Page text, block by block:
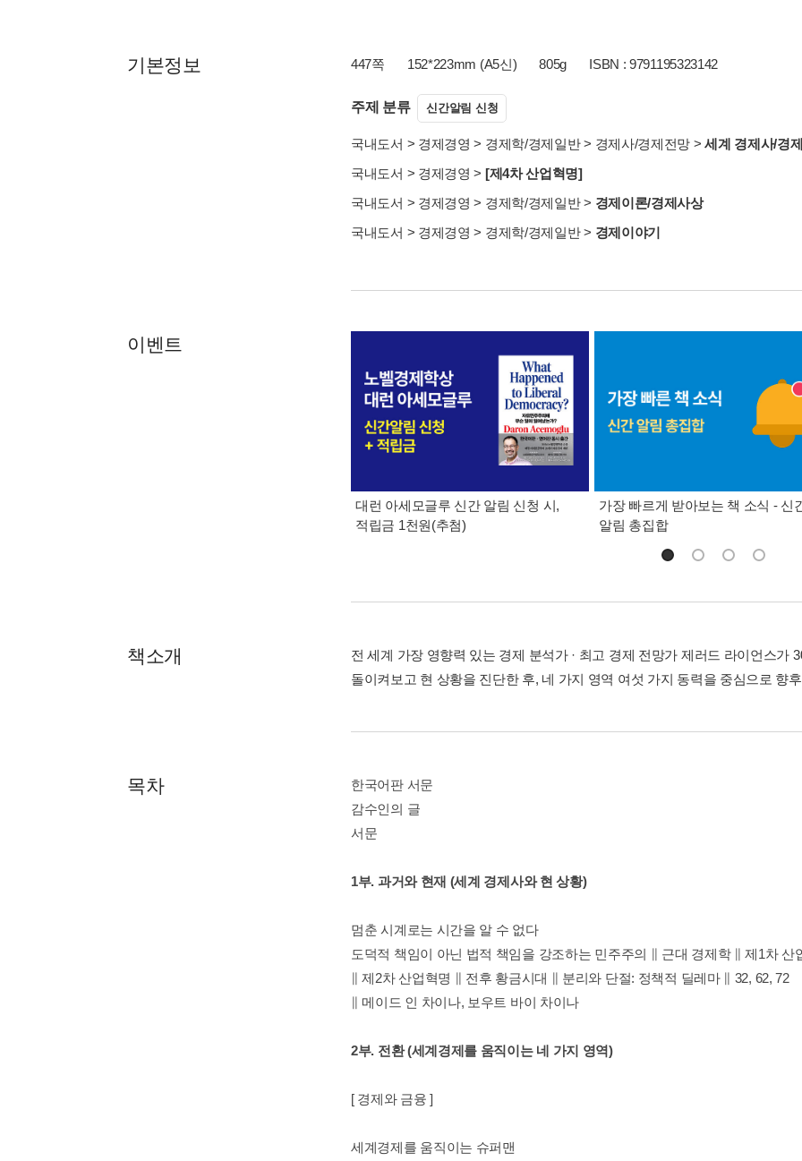
기본정보 447쪽 152*223mm (A5신) 805g ISBN : 9791195323142
주제 분류 신간알림 신청
국내도서 > 경제경영 > 경제학/경제일반> 경제사/경제전망 >세계 경제사/경
국내도서 > 경제경영 > [제4차 산업혁명]
국내도서 > 경제경영 > 경제학/경제일반> 경제이론/경제사상
국내도서 > 경제경영 > 경제학/경제일반> 경제이야기
이벤트
대런 아세모글루 신간 알림 신청 시,
적립금 1천원(추첨)
가장 빠르게 받아보는 책 소식 - 신
알림 총집합
책소개
전 세계 가장 영향력 있는 경제 분석가 · 최고 경제 전망가 제러드 라이언스가
돌이켜보고 현 상황을 진단한 후, 네 가지 영역 여섯 가지 동력을 중심으로 향
목차
한국어판 서문
감수인의 글
서문
1부. 과거와 현재 (세계 경제사와 현 상황)
멈춘 시계로는 시간을 알 수 없다
도덕적 책임이 아닌 법적 책임을 강조하는 민주주의 ∥ 근대 경제학 ∥ 제1차 산
∥ 제2차 산업혁명 ∥ 전후 황금시대 ∥ 분리와 단절: 정책적 딜레마 ∥ 32, 62, 72
∥ 메이드 인 차이나, 보우트 바이 차이나
2부. 전환 (세계경제를 움직이는 네 가지 영역)
[ 경제와 금융 ]
세계경제를 움직이는 슈퍼맨